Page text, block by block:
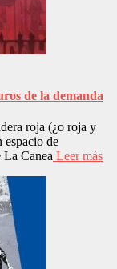
de la demanda
roja (¿o roja y
espacio de
La Canea Leer más